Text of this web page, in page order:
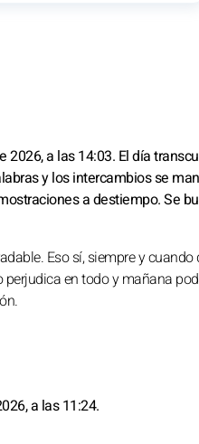
2026, a las 14:03. El día
y los intercambios se
a destiempo. Se
Eso sí, siempre y
en todo y mañana
a las 11:24.